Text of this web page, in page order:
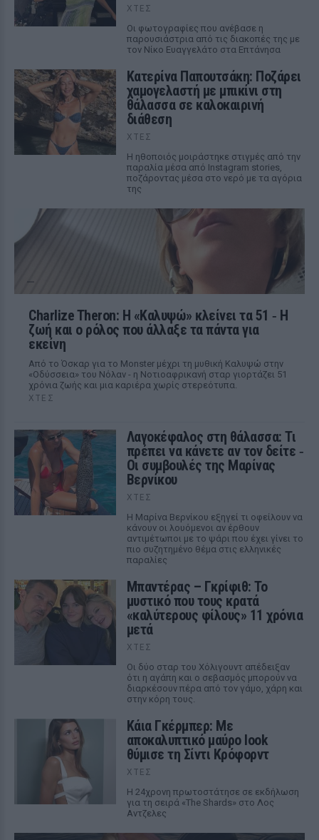
ΧΤΕΣ
Οι φωτογραφίες που ανέβασε η
παρουσιάστρια από τις διακοπές της με
τον Νίκο Ευαγγελάτο στα Επτάνησα
Κατερίνα Παπουτσάκη: Ποζάρει
χαμογελαστή με μπικίνι στη
θάλασσα σε καλοκαιρινή
διάθεση
ΧΤΕΣ
Η ηθοποιός μοιράστηκε στιγμές από την
παραλία μέσα από Instagram stories,
ποζάροντας μέσα στο νερό με τα αγόρια
της
Charlize Theron: Η «Καλυψώ» κλείνει τα 51 ‑ H
ζωή και ο ρόλος που άλλαξε τα πάντα για
εκείνη
Από το Όσκαρ για το Monster μέχρι τη μυθική Καλυψώ στην
«Οδύσσεια» του Νόλαν - η Νοτιοαφρικανή σταρ γιορτάζει 51
χρόνια ζωής και μια καριέρα χωρίς στερεότυπα.
ΧΤΕΣ
Λαγοκέφαλος στη θάλασσα: Τι
πρέπει να κάνετε αν τον δείτε ‑
Οι συμβουλές της Μαρίνας
Βερνίκου
ΧΤΕΣ
Η Μαρίνα Βερνίκου εξηγεί τι οφείλουν να
κάνουν οι λουόμενοι αν έρθουν
αντιμέτωποι με το ψάρι που έχει γίνει το
πιο συζητημένο θέμα στις ελληνικές
παραλίες
Μπαντέρας – Γκρίφιθ: Το
μυστικό που τους κρατά
«καλύτερους φίλους» 11 χρόνια
μετά
ΧΤΕΣ
Οι δύο σταρ του Χόλιγουντ απέδειξαν
ότι η αγάπη και ο σεβασμός μπορούν να
διαρκέσουν πέρα από τον γάμο, χάρη και
στην κόρη τους.
Κάια Γκέρμπερ: Με
αποκαλυπτικό μαύρο look
θύμισε τη Σίντι Κρόφορντ
ΧΤΕΣ
Η 24χρονη πρωτοστάτησε σε εκδήλωση
για τη σειρά «The Shards» στο Λος
Αντζελες